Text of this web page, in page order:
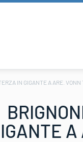
IN GIGANTE A ARE.